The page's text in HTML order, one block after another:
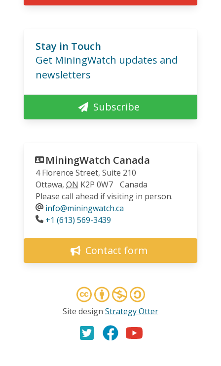
Stay in Touch
Get MiningWatch updates and
newsletters
Subscribe
MiningWatch Canada
4 Florence Street, Suite 210
Ottawa, ON K2P 0W7
Canada
Please call ahead if visiting in person.
info@miningwatch.ca
Phone
+1 (613) 569-3439
Contact form
Site design Strategy Otter